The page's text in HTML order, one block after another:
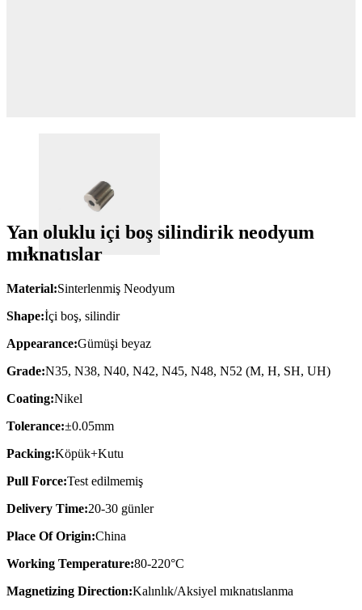
Yan oluklu içi boş silindirik neodyum
mıknatıslar
Material:Sinterlenmiş Neodyum
Shape:İçi boş, silindir
Appearance:Gümüşi beyaz
Grade:N35, N38, N40, N42, N45, N48, N52 (M, H, SH, UH)
Coating:Nikel
Tolerance:±0.05mm
Packing:Köpük+Kutu
Pull Force:Test edilmemiş
Delivery Time:20-30 günler
Place Of Origin:China
Working Temperature:80-220°C
Magnetizing Direction:Kalınlık/Aksiyel mıknatıslanma